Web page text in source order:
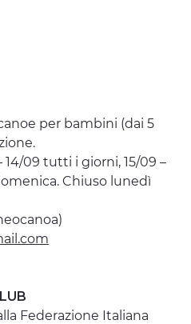
per bambini (dai 5
14/09 tutti i giorni, 15/09 –
Chiuso lunedì
Federazione Italiana